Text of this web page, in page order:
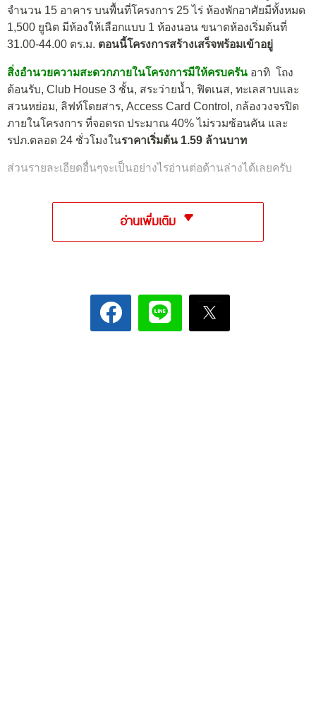
จำนวน 15 อาคาร บนพื้นที่โครงการ 25 ไร่ ห้องพักอาศัยมีทั้งหมด
1,500 ยูนิต มีห้องให้เลือกแบบ 1 ห้องนอน ขนาดห้องเริ่มต้นที่
31.00-44.00 ตร.ม. ตอนนี้โครงการสร้างเสร็จพร้อมเข้าอยู่
สิ่งอำนวยความสะดวกภายในโครงการมีให้ครบครัน อาทิ โถง
ต้อนรับ, Club House 3 ชั้น, สระว่ายน้ำ, ฟิตเนส, ทะเลสาบและ
สวนหย่อม, ลิฟท์โดยสาร, Access Card Control, กล้องวงจรปิด
ภายในโครงการ ที่จอดรถ ประมาณ 40% ไม่รวมซ้อนคัน และ
รปภ.ตลอด 24 ชั่วโมงในราคาเริ่มต้น 1.59 ล้านบาท
ส่วนรายละเอียดอื่นๆจะเป็นอย่างไรอ่านต่อด้านล่างได้เลยครับ
อ่านเพิ่มเติม